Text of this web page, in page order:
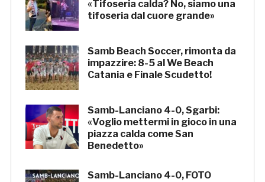
«Tifoseria calda? No, siamo una
tifoseria dal cuore grande»
Samb Beach Soccer, rimonta da
impazzire: 8-5 al We Beach
Catania e Finale Scudetto!
Samb-Lanciano 4-0, Sgarbi:
«Voglio mettermi in gioco in una
piazza calda come San
Benedetto»
Samb-Lanciano 4-0, FOTO